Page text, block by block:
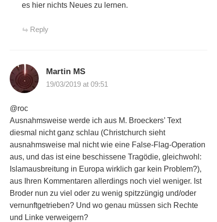
es hier nichts Neues zu lernen.
Reply
Martin MS
19/03/2019 at 09:51
@roc
Ausnahmsweise werde ich aus M. Broeckers’ Text
diesmal nicht ganz schlau (Christchurch sieht
ausnahmsweise mal nicht wie eine False-Flag-Operation
aus, und das ist eine beschissene Tragödie, gleichwohl:
Islamausbreitung in Europa wirklich gar kein Problem?),
aus Ihren Kommentaren allerdings noch viel weniger. Ist
Broder nun zu viel oder zu wenig spitzzüngig und/oder
vernunftgetrieben? Und wo genau müssen sich Rechte
und Linke verweigern?